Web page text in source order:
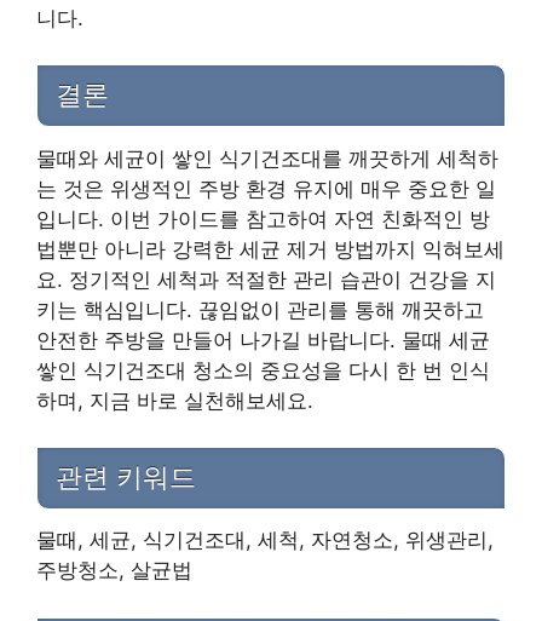
니다.
결론
물때와 세균이 쌓인 식기건조대를 깨끗하게 세척하
는 것은 위생적인 주방 환경 유지에 매우 중요한 일
입니다. 이번 가이드를 참고하여 자연 친화적인 방
법뿐만 아니라 강력한 세균 제거 방법까지 익혀보세
요. 정기적인 세척과 적절한 관리 습관이 건강을 지
키는 핵심입니다. 끊임없이 관리를 통해 깨끗하고
안전한 주방을 만들어 나가길 바랍니다. 물때 세균
쌓인 식기건조대 청소의 중요성을 다시 한 번 인식
하며, 지금 바로 실천해보세요.
관련 키워드
물때, 세균, 식기건조대, 세척, 자연청소, 위생관리,
주방청소, 살균법